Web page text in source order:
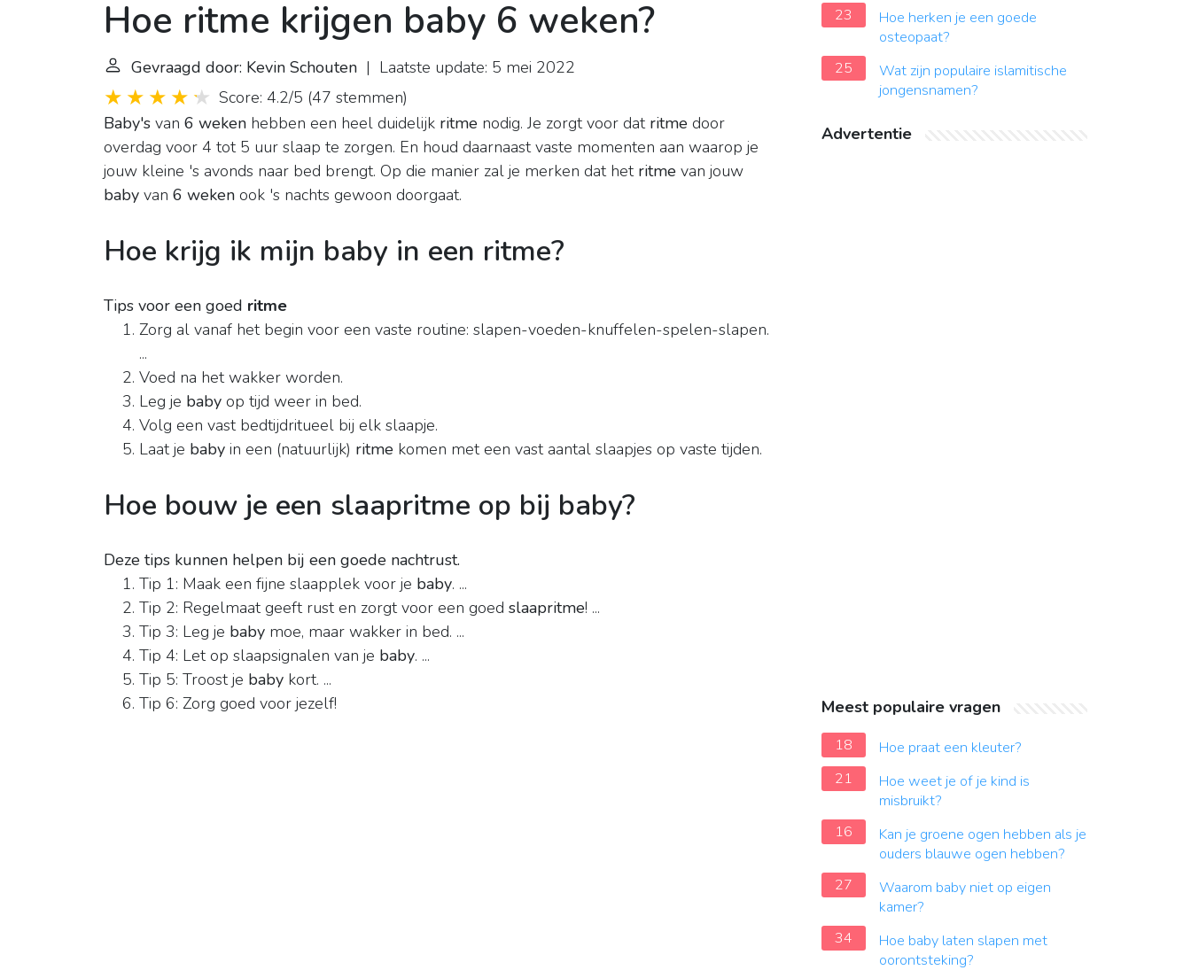
Hoe ritme krijgen baby 6 weken?
Gevraagd door: Kevin Schouten | Laatste update: 5 mei 2022
Score: 4.2/5 (47 stemmen)
Baby's van 6 weken hebben een heel duidelijk ritme nodig. Je zorgt voor dat ritme door
overdag voor 4 tot 5 uur slaap te zorgen. En houd daarnaast vaste momenten aan waarop je
jouw kleine 's avonds naar bed brengt. Op die manier zal je merken dat het ritme van jouw
baby van 6 weken ook 's nachts gewoon doorgaat.
Hoe krijg ik mijn baby in een ritme?
Tips voor een goed ritme
Zorg al vanaf het begin voor een vaste routine: slapen-voeden-knuffelen-spelen-slapen.
...
Voed na het wakker worden.
Leg je baby op tijd weer in bed.
Volg een vast bedtijdritueel bij elk slaapje.
Laat je baby in een (natuurlijk) ritme komen met een vast aantal slaapjes op vaste tijden.
Hoe bouw je een slaapritme op bij baby?
Deze tips kunnen helpen bij een goede nachtrust.
Tip 1: Maak een fijne slaapplek voor je baby. ...
Tip 2: Regelmaat geeft rust en zorgt voor een goed slaapritme! ...
Tip 3: Leg je baby moe, maar wakker in bed. ...
Tip 4: Let op slaapsignalen van je baby. ...
Tip 5: Troost je baby kort. ...
Tip 6: Zorg goed voor jezelf!
23
Hoe herken je een goede
osteopaat?
25
Wat zijn populaire islamitische
jongensnamen?
Advertentie
Meest populaire vragen
18
Hoe praat een kleuter?
21
Hoe weet je of je kind is
misbruikt?
16
Kan je groene ogen hebben als je
ouders blauwe ogen hebben?
27
Waarom baby niet op eigen
kamer?
34
Hoe baby laten slapen met
oorontsteking?